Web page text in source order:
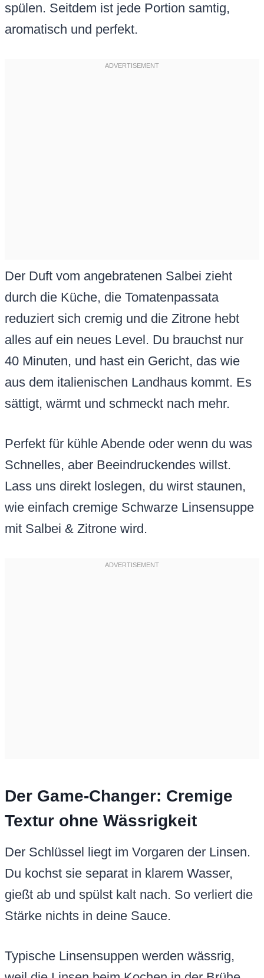
spülen. Seitdem ist jede Portion samtig,
aromatisch und perfekt.
Der Duft vom angebratenen Salbei zieht
durch die Küche, die Tomatenpassata
reduziert sich cremig und die Zitrone hebt
alles auf ein neues Level. Du brauchst nur
40 Minuten, und hast ein Gericht, das wie
aus dem italienischen Landhaus kommt. Es
sättigt, wärmt und schmeckt nach mehr.
Perfekt für kühle Abende oder wenn du was
Schnelles, aber Beeindruckendes willst.
Lass uns direkt loslegen, du wirst staunen,
wie einfach cremige Schwarze Linsensuppe
mit Salbei & Zitrone wird.
Der Game-Changer: Cremige
Textur ohne Wässrigkeit
Der Schlüssel liegt im Vorgaren der Linsen.
Du kochst sie separat in klarem Wasser,
gießt ab und spülst kalt nach. So verliert die
Stärke nichts in deine Sauce.
Typische Linsensuppen werden wässrig,